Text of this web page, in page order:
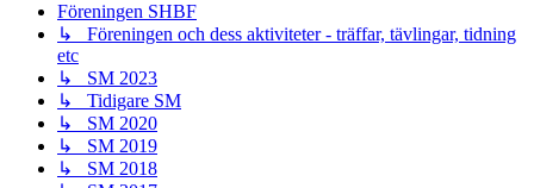
Föreningen SHBF
↳ Föreningen och dess aktiviteter - träffar, tävlingar, tidning
etc
↳ SM 2023
↳ Tidigare SM
↳ SM 2020
↳ SM 2019
↳ SM 2018